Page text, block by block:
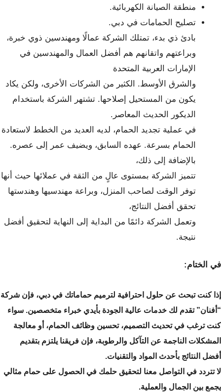
منطقة الصيانة الكهربائية.
تصليح الحمامات في دبي.
بادئ ذي بدء، تمتلك الشركة عمالًا ومهندسين ذوي خبرة،
وبراعتهم واتقانهم هم أفضل العمال والمهندسين في
الإمارات العربية المتحدة
والشرق الأوسط. الكثير من الشركات الأخرى، ولكن يكاد
يكون من المستحيل إصلاحها. تشتهر الشركة باستخدام
الديكور الحديث المعاصر.
في عملية تجديد الحمام، لديه العديد من الخطط لاستعادة
الحمام بسرعة. عهده السابق، ويضيف عمر إلى عصره.
بالإضافة إلى ذلك،
تتميز الشركة بمستوى عالٍ من الثقة في عملائها حيث أنها
توفر الوقت لصاحب المنزل، وبراعة مهندسيها وهندستها
تحقق أفضل النتائج،
وتعمل الشركة دائمًا من البداية إلى النهاية لتحقيق أفضل
نتيجة.
في الختام:
إذا كنت تبحث عن حلول احترافية لترميم حماماتك في دبي، فإن شركة
“أفنان” تقدم لك خدمات عالية الجودة بأيدي خبراء متخصصين. سواء
كنت ترغب في تحديث التصميم، تحسين وظائف الحمام، أو معالجة
المشكلات الناجمة عن التآكل والرطوبة، فإن فريقنا يلتزم بتقديم
أفضل النتائج بأحدث المواد والتقنيات.
لا تتردد في التواصل معنا لتحقيق حلمك في الحصول على حمام مثالي
يجمع بين الجمال والعملية.